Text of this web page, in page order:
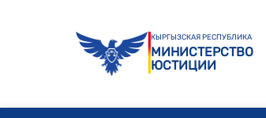
КЫРГЫЗСКАЯ РЕСПУБЛИКА
МИНИСТЕРСТВО
ЮСТИЦИИ